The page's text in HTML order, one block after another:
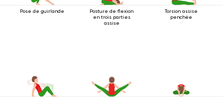
Pose de guirlande
Posture de flexion
en trois parties
assise
Torsion assise
penchée